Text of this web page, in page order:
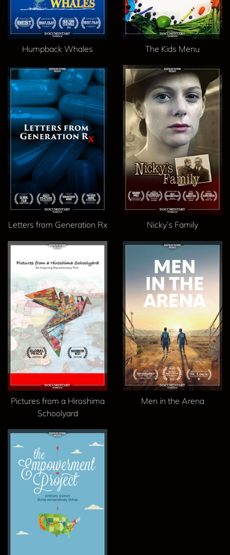
Humpback Whales The Kids Menu
Letters from Generation Rx Nicky’s Family
Pictures from a Hiroshima
Schoolyard
Men in the Arena